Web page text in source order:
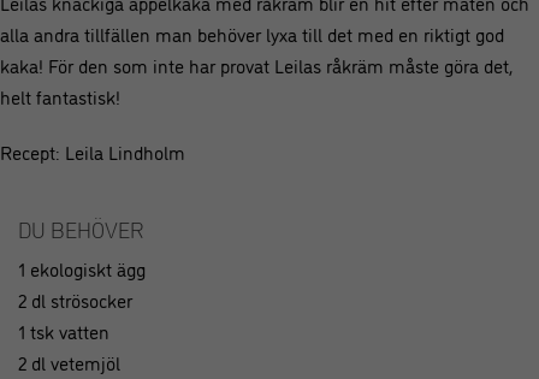
alla andra tillfällen man behöver lyxa till det med en riktigt god
kaka! För den som inte har provat Leilas råkräm måste göra det,
helt fantastisk!
Recept: Leila Lindholm
DU BEHÖVER
1 ekologiskt ägg
2 dl strösocker
1 tsk vatten
2 dl vetemjöl